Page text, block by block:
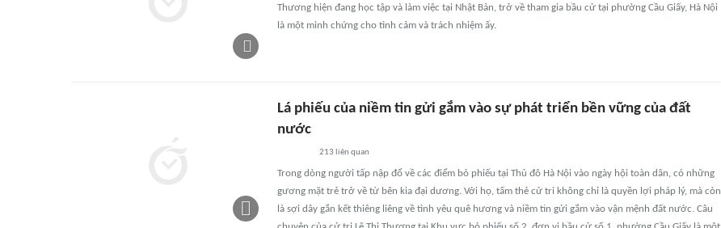
Thương hiện đang học tập và làm việc tại Nhật Bản, trở về tham gia bầu cử tại phường Cầu Giấy, Hà Nội
là một minh chứng cho tình cảm và trách nhiệm ấy.
Lá phiếu của niềm tin gửi gắm vào sự phát triển bền vững của đất
nước
213 liên quan
Trong dòng người tấp nập đổ về các điểm bỏ phiếu tại Thủ đô Hà Nội vào ngày hội toàn dân, có những
gương mặt trẻ trở về từ bên kia đại dương. Với họ, tấm thẻ cử tri không chỉ là quyền lợi pháp lý, mà còn
là sợi dây gắn kết thiêng liêng về tình yêu quê hương và niềm tin gửi gắm vào vận mệnh đất nước. Câu